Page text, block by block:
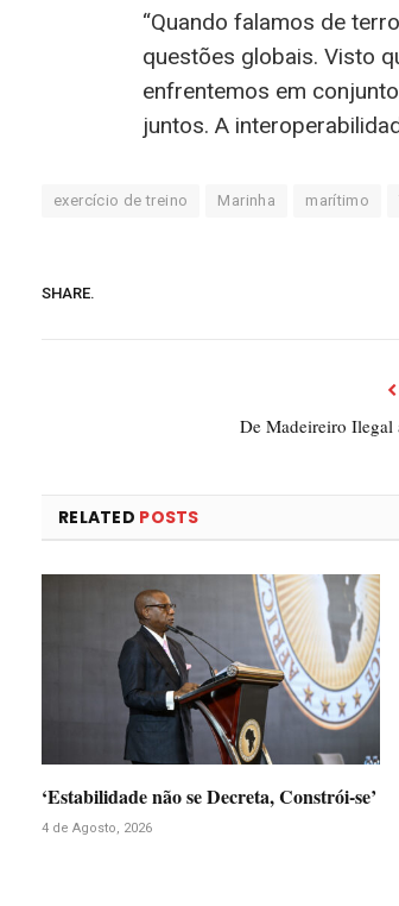
“Quando falamos de
questões globais. Visto
enfrentemos em
juntos. A
exercício de treino Marinha marítimo
SHARE.
De Madeireiro Ilegal
RELATED POSTS
‘Estabilidade não se Decreta, Constrói-se’
4 de Agosto, 2026